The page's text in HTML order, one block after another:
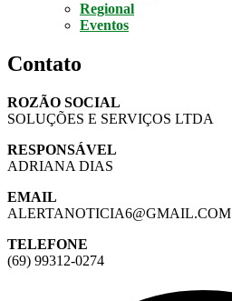
Regional
Eventos
Contato
ROZÃO SOCIAL
SOLUÇÕES E SERVIÇOS LTDA
RESPONSÁVEL
ADRIANA DIAS
EMAIL
ALERTANOTICIA6@GMAIL.COM
TELEFONE
(69) 99312-0274